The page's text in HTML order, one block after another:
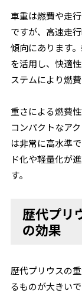
車重は燃費や走
ですが、高速走
傾向にあります
を活用し、快適
ステムにより燃
重さによる燃費
コンパクトなア
は非常に高水準
ド化や軽量化が
す。
歴代プリ
の効果
歴代プリウスの
るものが大きいで